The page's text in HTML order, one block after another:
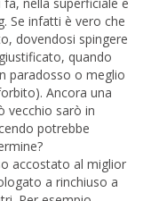
Se infatti è vero che
dovendosi spingere
quando
paradosso o meglio
Ancora una
vecchio sarò in
potrebbe
accostato al miglior
a rinchiuso a